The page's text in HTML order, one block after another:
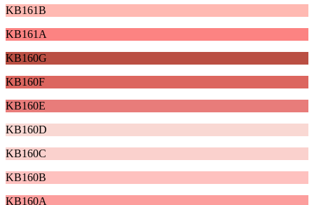
KB161B
KB161A
KB160G
KB160F
KB160E
KB160D
KB160C
KB160B
KB160A